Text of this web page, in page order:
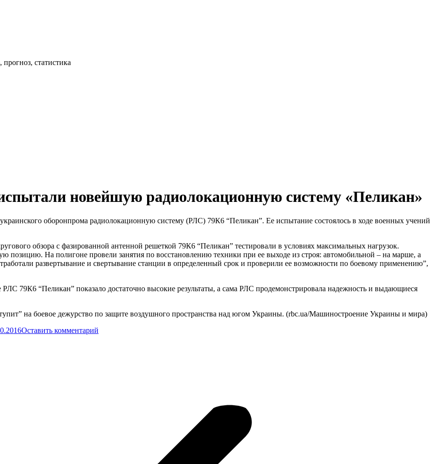
статистика
новейшую радиолокационную систему «Пеликан»
оборонпрома радиолокационную систему (РЛС) 79К6 “Пеликан”. Ее испытание состоялось в ходе военных учений
обзора с фазированной антенной решеткой 79К6 “Пеликан” тестировали в условиях максимальных нагрузок.
На полигоне провели занятия по восстановлению техники при ее выходе из строя: автомобильной – на марше, а
развертывание и свертывание станции в определенный срок и проверили ее возможности по боевому применению”,
79К6 “Пеликан” показало достаточно высокие результаты, а сама РЛС продемонстрировала надежность и выдающиеся
на боевое дежурство по защите воздушного пространства над югом Украины. (rbc.ua/Машиностроение Украины и мира)
Оставить комментарий